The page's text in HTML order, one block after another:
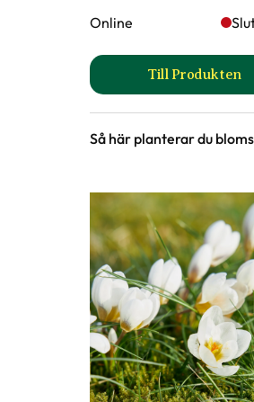
Online
Till Produkten
till
Så här planterar du